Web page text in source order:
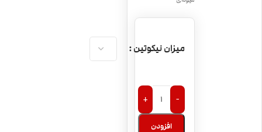
میزان نیکوتین
-
+
افزودن